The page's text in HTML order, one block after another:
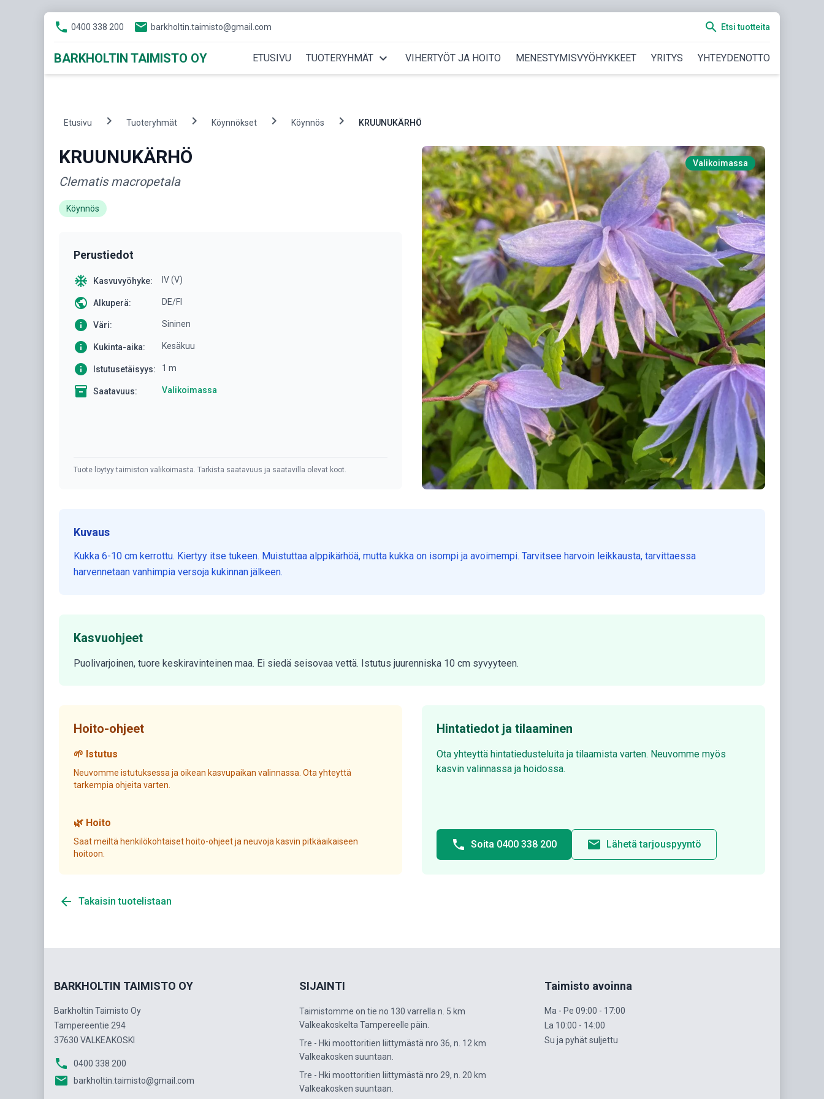
phone 0400 338 200 email barkholtin.taimisto@gmail.com search Etsi tuotteita
BARKHOLTIN TAIMISTO OY ETUSIVU TUOTERYHMÄT expand_more VIHERTYÖT JA HOITO MENESTYMISVYÖHYKKEET YRITYS YHTEYDENOTTO
Etusivu chevron_right Tuoteryhmät chevron_right Köynnökset chevron_right Köynnös chevron_right KRUUNUKÄRHÖ
KRUUNUKÄRHÖ
Clematis macropetala
Köynnös
Perustiedot
ac_unit Kasvuvyöhyke: IV (V)
public Alkuperä: DE/FI
info Väri: Sininen
info Kukinta-aika: Kesäkuu
info Istutusetäisyys: 1 m
inventory Saatavuus: Valikoimassa
Tuote löytyy taimiston valikoimasta. Tarkista saatavuus ja saatavilla olevat koot.
Valikoimassa
Kuvaus
Kukka 6-10 cm kerrottu. Kiertyy itse tukeen. Muistuttaa alppikärhöä, mutta kukka on isompi ja avoimempi. Tarvitsee harvoin leikkausta, tarvittaessa
harvennetaan vanhimpia versoja kukinnan jälkeen.
Kasvuohjeet
Puolivarjoinen, tuore keskiravinteinen maa. Ei siedä seisovaa vettä. Istutus juurenniska 10 cm syvyyteen.
Hoito-ohjeet
🌱 Istutus
Neuvomme istutuksessa ja oikean kasvupaikan valinnassa. Ota yhteyttä
tarkempia ohjeita varten.
🌿 Hoito
Saat meiltä henkilökohtaiset hoito-ohjeet ja neuvoja kasvin pitkäaikaiseen
hoitoon.
Hintatiedot ja tilaaminen
Ota yhteyttä hintatiedusteluita ja tilaamista varten. Neuvomme myös
kasvin valinnassa ja hoidossa.
phone Soita 0400 338 200 email Lähetä tarjouspyyntö
arrow_back Takaisin tuotelistaan
BARKHOLTIN TAIMISTO OY
Barkholtin Taimisto Oy
Tampereentie 294
37630 VALKEAKOSKI
phone 0400 338 200
email barkholtin.taimisto@gmail.com
SIJAINTI
Taimistomme on tie no 130 varrella n. 5 km
Valkeakoskelta Tampereelle päin.
Tre - Hki moottoritien liittymästä nro 36, n. 12 km
Valkeakosken suuntaan.
Tre - Hki moottoritien liittymästä nro 29, n. 20 km
Valkeakosken suuntaan.
Taimisto avoinna
Ma - Pe 09:00 - 17:00
La 10:00 - 14:00
Su ja pyhät suljettu